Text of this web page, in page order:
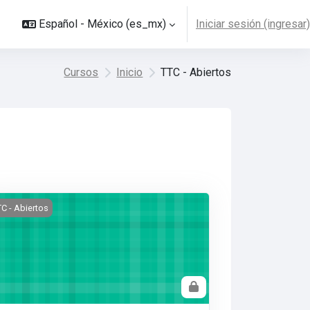
Español - México ‎(es_mx)‎ Iniciar sesión (ingresar)
Cursos Inicio TTC - Abiertos
Leadership Program - Abierto
- Abiertos